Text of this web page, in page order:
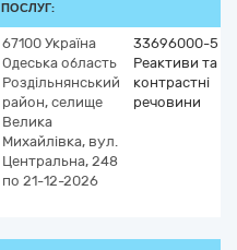
ПОСЛУГ:
67100 Україна
Одеська область
Роздільнянський
район, селище
Велика
Михайлівка, вул.
Центральна, 248
по 21-12-2026
33696000-5
Реактиви та
контрастні
речовини